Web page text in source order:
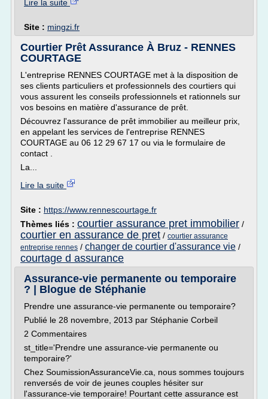
Lire la suite
Site : mingzi.fr
Courtier Prêt Assurance À Bruz - RENNES
COURTAGE
L'entreprise RENNES COURTAGE met à la disposition de
ses clients particuliers et professionnels des courtiers qui
vous assurent les conseils professionnels et rationnels sur
vos besoins en matière d'assurance de prêt.
Découvrez l'assurance de prêt immobilier au meilleur prix,
en appelant les services de l'entreprise RENNES
COURTAGE au 06 12 29 67 17 ou via le formulaire de
contact .
La...
Lire la suite
Site : https://www.rennescourtage.fr
Thèmes liés : courtier assurance pret immobilier /
courtier en assurance de pret / courtier assurance
entreprise rennes / changer de courtier d'assurance vie /
courtage d assurance
Assurance-vie permanente ou temporaire
? | Blogue de Stéphanie
Prendre une assurance-vie permanente ou temporaire?
Publié le 28 novembre, 2013 par Stéphanie Corbeil
2 Commentaires
st_title='Prendre une assurance-vie permanente ou
temporaire?'
Chez SoumissionAssuranceVie.ca, nous sommes toujours
renversés de voir de jeunes couples hésiter sur
l'assurance-vie temporaire! Pourtant cette assurance est